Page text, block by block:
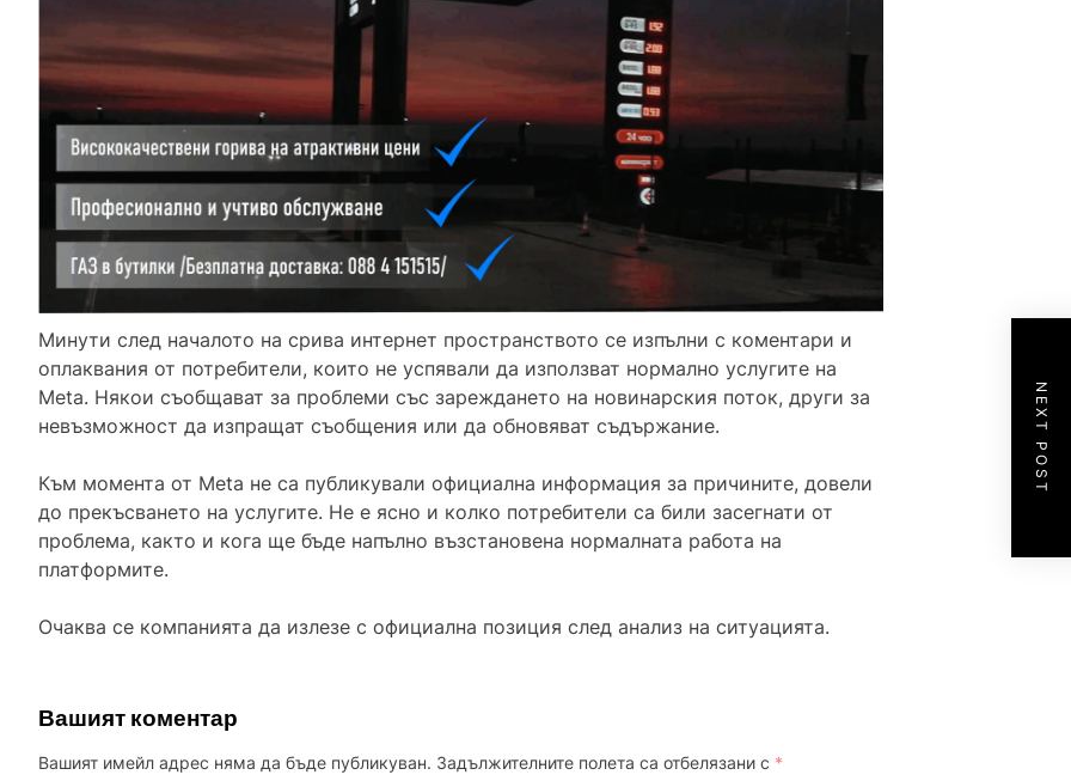
Минути след началото на срива интернет пространството се изпълни с коментари и
оплаквания от потребители, които не успявали да използват нормално услугите на
Meta. Някои съобщават за проблеми със зареждането на новинарския поток, други за
невъзможност да изпращат съобщения или да обновяват съдържание.
Към момента от Meta не са публикували официална информация за причините, довели
до прекъсването на услугите. Не е ясно и колко потребители са били засегнати от
проблема, както и кога ще бъде напълно възстановена нормалната работа на
платформите.
Очаква се компанията да излезе с официална позиция след анализ на ситуацията.
Вашият коментар
Вашият имейл адрес няма да бъде публикуван. Задължителните полета са отбелязани с *
NEXT POST